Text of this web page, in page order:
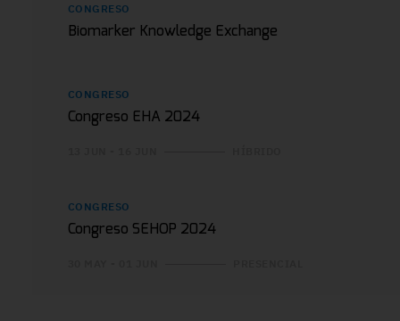
CONGRESO
Biomarker Knowledge Exchange
CONGRESO
Congreso EHA 2024
CONGRESO
Congreso SEHOP 2024